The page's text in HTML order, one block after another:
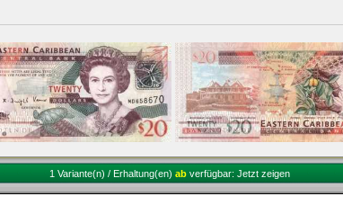
1 Variante(n) / Erhaltung(en) ab verfügbar: Jetzt zeigen